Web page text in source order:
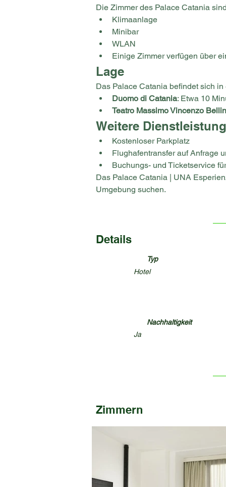
Die Zimmer des Palace Catania
Klimaanlage
Minibar
WLAN
Einige Zimmer verfügen über
Lage
Das Palace Catania befindet sich
Duomo di Catania: Etwa 10
Teatro Massimo Vincenzo
Weitere
Kostenloser Parkplatz
Flughafentransfer auf Anfrage
Buchungs- und Ticketservice
Das Palace Catania | UNA
Umgebung suchen.
Details
Typ
Hotel
Nachhaltigkeit
Ja
Zimmern